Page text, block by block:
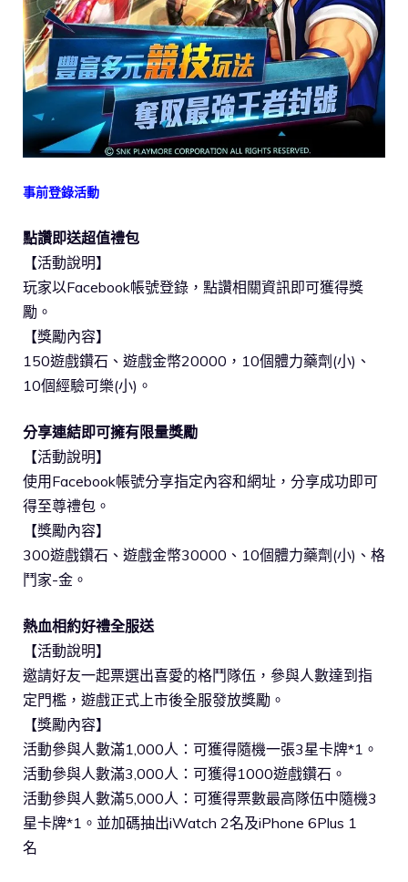
事前登錄活動
點讚即送超值禮包
【活動說明】
玩家以Facebook帳號登錄，點讚相關資訊即可獲得獎
勵。
【獎勵內容】
150遊戲鑽石、遊戲金幣20000，10個體力藥劑(小)、
10個經驗可樂(小)。
分享連結即可擁有限量獎勵
【活動說明】
使用Facebook帳號分享指定內容和網址，分享成功即可
得至尊禮包。
【獎勵內容】
300遊戲鑽石、遊戲金幣30000、10個體力藥劑(小)、格
鬥家-金。
熱血相約好禮全服送
【活動說明】
邀請好友一起票選出喜愛的格鬥隊伍，參與人數達到指
定門檻，遊戲正式上市後全服發放獎勵。
【獎勵內容】
活動參與人數滿1,000人：可獲得隨機一張3星卡牌*1。
活動參與人數滿3,000人：可獲得1000遊戲鑽石。
活動參與人數滿5,000人：可獲得票數最高隊伍中隨機3
星卡牌*1。並加碼抽出iWatch 2名及iPhone 6Plus 1
名